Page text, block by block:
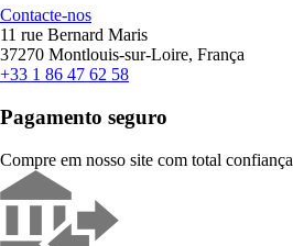
Contacte-nos
11 rue Bernard Maris
37270 Montlouis-sur-Loire, França
+33 1 86 47 62 58
Pagamento seguro
Compre em nosso site com total confiança